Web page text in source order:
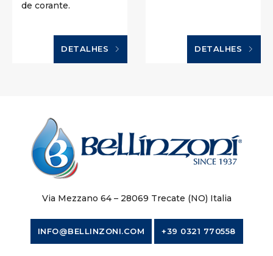
de corante.
DETALHES DETALHES
Via Mezzano 64 – 28069 Trecate (NO) Italia
INFO@BELLINZONI.COM +39 0321 770558